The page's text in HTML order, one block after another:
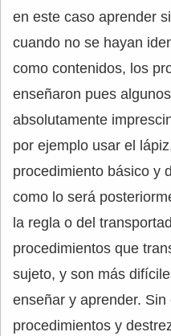
en este caso aprender
cuando no se hayan
como contenidos, los
enseñaron pues
absolutamente
por ejemplo usar el
procedimiento básico y
como lo será
la regla o del
procedimientos que
sujeto, y son más
enseñar y aprender.
procedimientos y